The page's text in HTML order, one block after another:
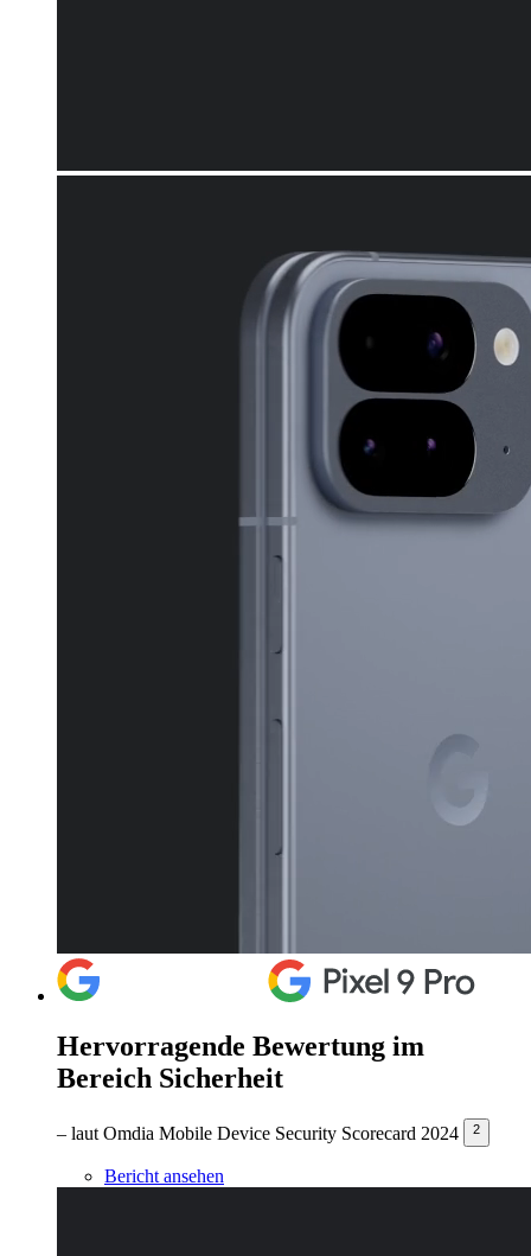
Hervorragende Bewertung im
Bereich Sicherheit
– laut Omdia Mobile Device Security Scorecard 2024 2
Bericht ansehen